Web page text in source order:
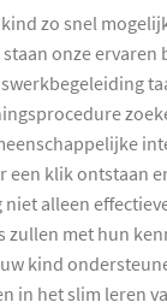
zo snel
onze ervaren
een klik ontstaan
alleen
zullen met hun
kind
in het slim leren